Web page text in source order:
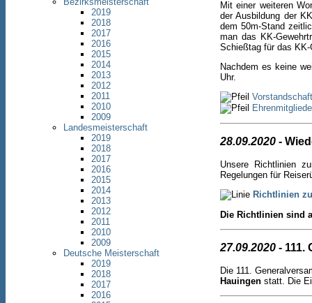
2019
2018
2017
2016
2015
2014
2013
2012
2011
2010
2009
Landesmeisterschaft
2019
2018
2017
2016
2015
2014
2013
2012
2011
2010
2009
Deutsche Meisterschaft
2019
2018
2017
2016
Mit einer weiteren
der Ausbildung der
dem 50m-Stand
man das KK-
Schießtag für das KK-
Nachdem es keine
Uhr.
28.09.2020 -
Unsere Richtlinien
Regelungen für
Richtlinien
Die Richtlinien sind
27.09.2020 - 111.
Die 111.
Hauingen statt. Die